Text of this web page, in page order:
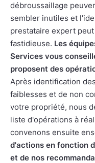
débroussaillage
sembler inutiles et
prestataire expert
fastidieuse. Les
Services vous
proposent des
Après identification
faiblesses et de non
votre propriété, nous
liste d'opérations à
convenons ensuite
d'actions en fonction
et de nos